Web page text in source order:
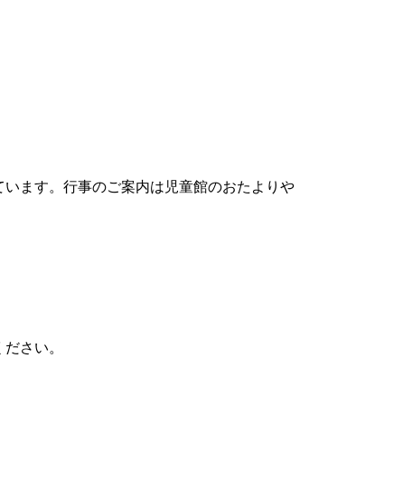
ます。行事のご案内は児童館のおたよりや
さい。